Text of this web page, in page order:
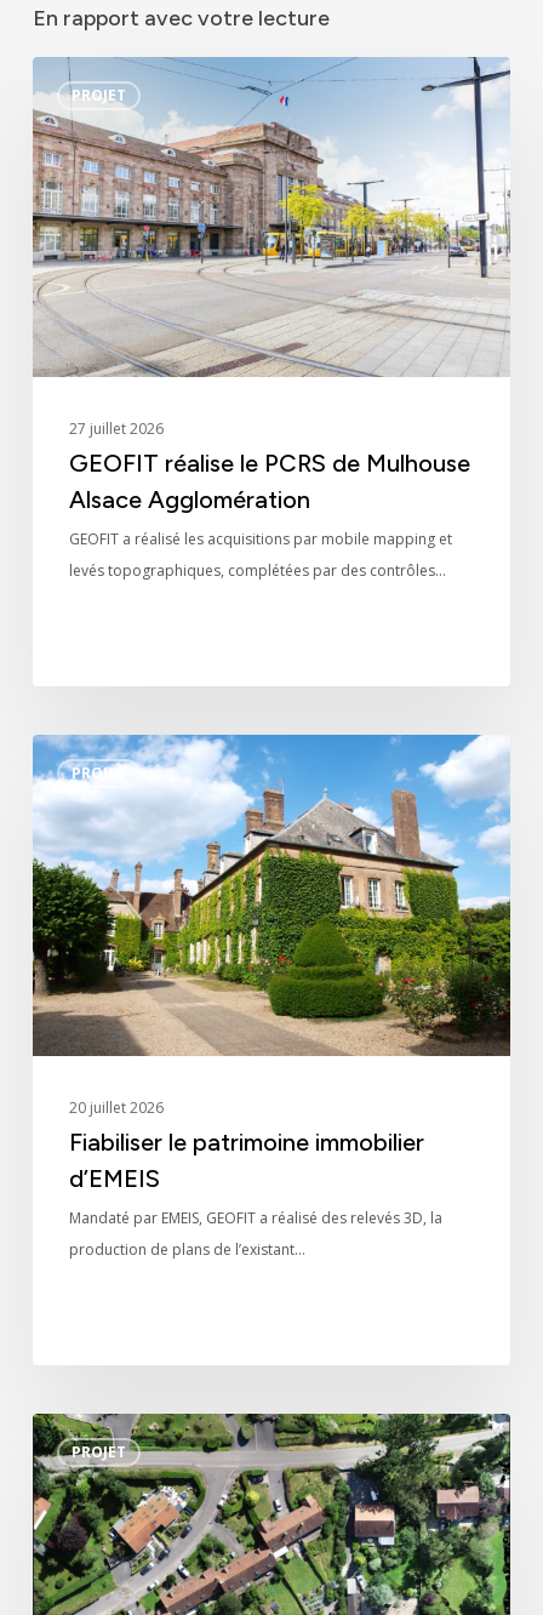
En rapport avec votre lecture
PROJET
GEOFIT
réalise
le
PCRS
de
Mulhouse
Alsace
Agglomération
27 juillet 2026
GEOFIT réalise le PCRS de Mulhouse
Alsace Agglomération
GEOFIT a réalisé les acquisitions par mobile mapping et
levés topographiques, complétées par des contrôles…
PROJET
Fiabiliser
le
patrimoine
immobilier
d’EMEIS
20 juillet 2026
Fiabiliser le patrimoine immobilier
d’EMEIS
Mandaté par EMEIS, GEOFIT a réalisé des relevés 3D, la
production de plans de l’existant…
PROJET
Certification
foncière
nationale
pour
l’ONV
Agences
Filiales
Engagements
Actualités
Nous rejoindre
Domaines d’activité
Savoir-faire
Références
Innovation